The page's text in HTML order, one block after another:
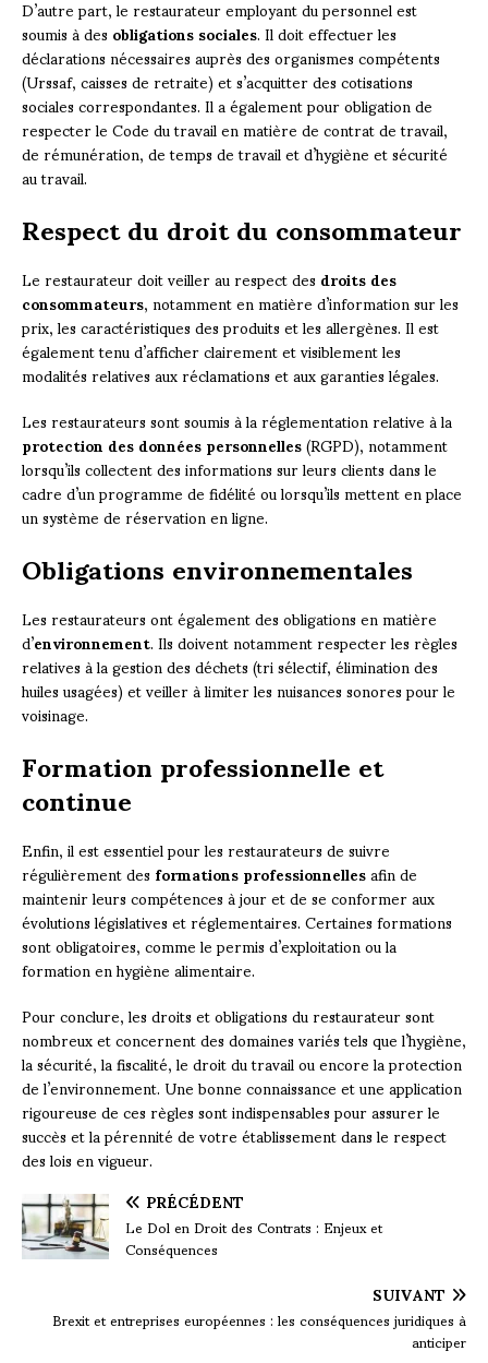
D’autre part, le restaurateur employant du personnel est
soumis à desobligations sociales. Il doit effectuer les
déclarations nécessaires auprès des organismes compétents
(Urssaf, caisses de retraite) et s’acquitter des cotisations
sociales correspondantes. Il a également pour obligation de
respecter le Code du travail en matière de contrat de travail,
de rémunération, de temps de travail et d’hygiène et sécurité
au travail.
Respect du droit du consommateur
Le restaurateur doit veiller au respect desdroits des
consommateurs, notamment en matière d’information sur les
prix, les caractéristiques des produits et les allergènes. Il est
également tenu d’afficher clairement et visiblement les
modalités relatives aux réclamations et aux garanties légales.
Les restaurateurs sont soumis à la réglementation relative à la
protection des données personnelles(RGPD), notamment
lorsqu’ils collectent des informations sur leurs clients dans le
cadre d’un programme de fidélité ou lorsqu’ils mettent en place
un système de réservation en ligne.
Obligations environnementales
Les restaurateurs ont également des obligations en matière
d’environnement. Ils doivent notamment respecter les règles
relatives à la gestion des déchets (tri sélectif, élimination des
huiles usagées) et veiller à limiter les nuisances sonores pour le
voisinage.
Formation professionnelle et
continue
Enfin, il est essentiel pour les restaurateurs de suivre
régulièrement desformations professionnellesafin de
maintenir leurs compétences à jour et de se conformer aux
évolutions législatives et réglementaires. Certaines formations
sont obligatoires, comme le permis d’exploitation ou la
formation en hygiène alimentaire.
Pour conclure, les droits et obligations du restaurateur sont
nombreux et concernent des domaines variés tels que l’hygiène,
la sécurité, la fiscalité, le droit du travail ou encore la protection
de l’environnement. Une bonne connaissance et une application
rigoureuse de ces règles sont indispensables pour assurer le
succès et la pérennité de votre établissement dans le respect
des lois en vigueur.
PRÉCÉDENT
Le Dol en Droit des Contrats : Enjeux et
Conséquences
SUIVANT
Brexit et entreprises européennes : les conséquences juridiques à
anticiper